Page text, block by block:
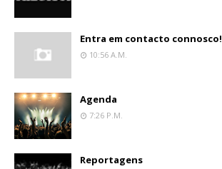
Entra em contacto connosco!
10:56 A.m.
Agenda
7:26 P.m.
Reportagens